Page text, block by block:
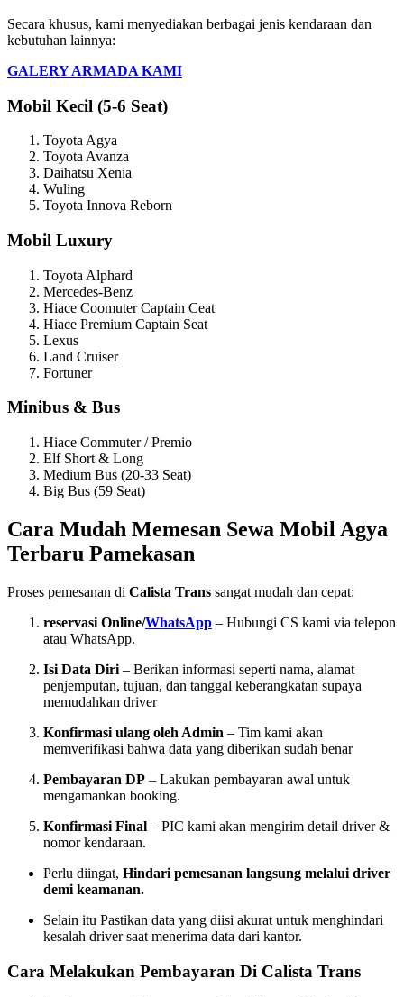
Secara khusus, kami menyediakan berbagai jenis kendaraan dan
kebutuhan lainnya:
GALERY ARMADA KAMI
Mobil Kecil (5-6 Seat)
Toyota Agya
Toyota Avanza
Daihatsu Xenia
Wuling
Toyota Innova Reborn
Mobil Luxury
Toyota Alphard
Mercedes-Benz
Hiace Coomuter Captain Ceat
Hiace Premium Captain Seat
Lexus
Land Cruiser
Fortuner
Minibus & Bus
Hiace Commuter / Premio
Elf Short & Long
Medium Bus (20-33 Seat)
Big Bus (59 Seat)
Cara Mudah Memesan Sewa Mobil Agya
Terbaru Pamekasan
Proses pemesanan di Calista Trans sangat mudah dan cepat:
reservasi Online/WhatsApp – Hubungi CS kami via telepon
atau WhatsApp.
Isi Data Diri – Berikan informasi seperti nama, alamat
penjemputan, tujuan, dan tanggal keberangkatan supaya
memudahkan driver
Konfirmasi ulang oleh Admin – Tim kami akan
memverifikasi bahwa data yang diberikan sudah benar
Pembayaran DP – Lakukan pembayaran awal untuk
mengamankan booking.
Konfirmasi Final – PIC kami akan mengirim detail driver &
nomor kendaraan.
Perlu diingat, Hindari pemesanan langsung melalui driver
demi keamanan.
Selain itu Pastikan data yang diisi akurat untuk menghindari
kesalah driver saat menerima data dari kantor.
Cara Melakukan Pembayaran Di Calista Trans